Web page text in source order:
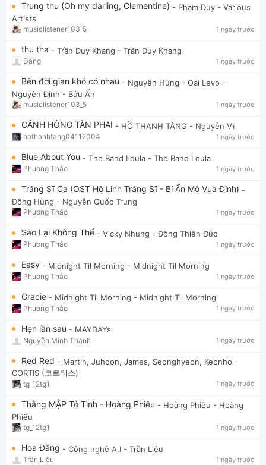
Trung thu (Oh my darling, Clementine) - Phạm Duy - Various
Artists
musiclistener103_5 1 ngày trước
thu tha - Trần Duy Khang - Trần Duy Khang
Đăng 1 ngày trước
Bên đời gian khó có nhau - Nguyên Hùng - Oai Levo -
Nguyên Định - Bửu Ấn
musiclistener103_5 1 ngày trước
CÁNH HỒNG TÀN PHAI - HỒ THANH TĂNG - Nguyễn Vĩ
hothanhtang04112004 1 ngày trước
Blue About You - The Band Loula - The Band Loula
Phương Thảo 1 ngày trước
Tráng Sĩ Ca (OST Hộ Linh Tráng Sĩ - Bí Ẩn Mộ Vua Đinh) -
Đông Hùng - Nguyễn Quốc Trung
Phương Thảo 1 ngày trước
Sao Lại Không Thể - Vicky Nhung - Đông Thiên Đức
Phương Thảo 1 ngày trước
Easy - Midnight Til Morning - Midnight Til Morning
Phương Thảo 1 ngày trước
Gracie - Midnight Til Morning - Midnight Til Morning
Phương Thảo 1 ngày trước
Hẹn lần sau - MAYDAYs
Nguyễn Minh Thành 1 ngày trước
Red Red - Martin, Juhoon, James, Seonghyeon, Keonho -
CORTIS (코르티스)
tg_12tg1 1 ngày trước
Thằng MẬP Tỏ Tình - Hoàng Phiêu - Hoàng Phiêu - Hoàng
Phiêu
tg_12tg1 1 ngày trước
Hoa Đăng - Công nghệ A.I - Trần Liêu
Trần Liêu 1 ngày trước